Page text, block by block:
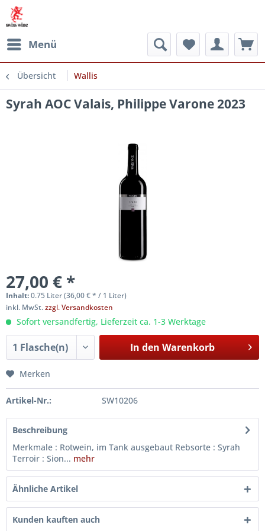
Menü
Übersicht Wallis
Syrah AOC Valais, Philippe Varone 2023
27,00 € *
Inhalt:0.75 Liter (36,00 € * / 1 Liter)
inkl. MwSt.zzgl. Versandkosten
Sofort versandfertig, Lieferzeit ca. 1-3 Werktage
In den Warenkorb
Merken
Artikel-Nr.: SW10206
Beschreibung
Merkmale : Rotwein, im Tank ausgebaut Rebsorte : Syrah
Terroir : Sion... mehr
Ähnliche Artikel
Kunden kauften auch